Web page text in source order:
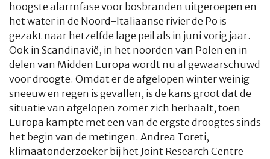
hoogste alarmfase voor bosbranden uitgeroepen en
het water in de Noord-Italiaanse rivier de Po is
gezakt naar hetzelfde lage peil als in juni vorig jaar.
Ook in Scandinavië, in het noorden van Polen en in
delen van Midden Europa wordt nu al gewaarschuwd
voor droogte. Omdat er de afgelopen winter weinig
sneeuw en regen is gevallen, is de kans groot dat de
situatie van afgelopen zomer zich herhaalt, toen
Europa kampte met een van de ergste droogtes sinds
het begin van de metingen. Andrea Toreti,
klimaatonderzoeker bij het Joint Research Centre